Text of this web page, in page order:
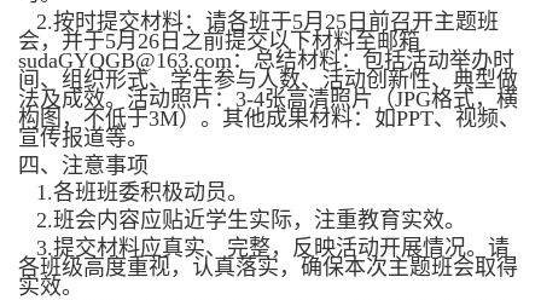
2.按时提交材料： 请各班于5月 25 日前召开主题班
会，并于5月 26 日之前提交以下材料至邮箱
sudaGYQGB@163.com ：总结材料：包括活动举办时
间、组织形式、学生参与人数、活动创新性、典型做
法及成效。活动照片： 3-4张高清照片（JPG格式，横
构图，不低于3M）。其他成果材料：如PPT、视频、
宣传报道等。
四、注意事项
1.各班班委积极动员。
2.班会内容应贴近学生实际，注重教育实效。
3.提交材料应真实、完整，反映活动开展情况。请
各班级高度重视，认真落实，确保本次主题班会取得
实效。